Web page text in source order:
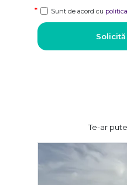
Sunt de acord cu
Te-ar